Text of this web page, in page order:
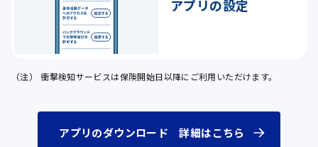
アプリの設定
（注） 衝撃検知サービスは保険開始日以降にご利用いただけます。
アプリのダウンロード 詳細はこちら